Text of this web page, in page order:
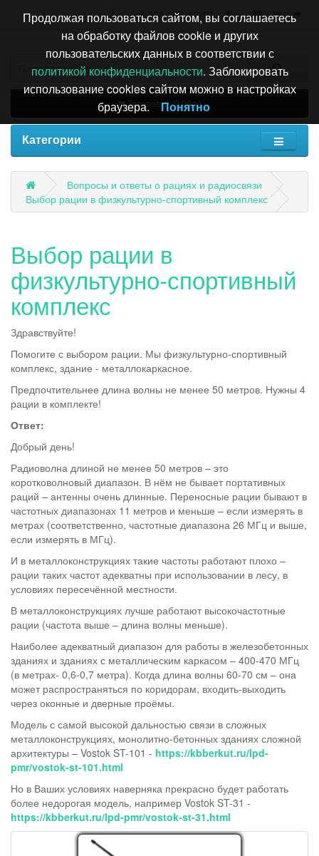
+7 495 196-63-51
Товаров: 0 (0.00р.)
Категории
Вопросы и ответы о рациях и радиосвязи
Выбор рации в физкультурно-спортивный комплекс
Выбор рации в
физкультурно-спортивный
комплекс
Здравствуйте!
Помогите с выбором рации. Мы физкультурно-спортивный
комплекс, здание - металлокаркасное.
Предпочтительнее длина волны не менее 50 метров. Нужны 4
рации в комплекте!
Ответ:
Добрый день!
Радиоволна длиной не менее 50 метров – это
коротковолновый диапазон. В нём не бывает портативных
раций – антенны очень длинные. Переносные рации бывают в
частотных диапазонах 11 метров и меньше – если измерять в
метрах (соответственно, частотные диапазона 26 МГц и выше,
если измерять в МГц).
И в металлоконструкциях такие частоты работают плохо –
рации таких частот адекватны при использовании в лесу, в
условиях пересечённой местности.
В металлоконструкциях лучше работают высокочастотные
рации (частота выше – длина волны меньше).
Наиболее адекватный диапазон для работы в железобетонных
зданиях и зданиях с металлическим каркасом – 400-470 МГц
(в метрах- 0,6-0,7 метра). Когда длина волны 60-70 см – она
может распространяться по коридорам, входить-выходить
через оконные и дверные проёмы.
Модель с самой высокой дальностью связи в сложных
металлоконструкциях, монолитно-бетонных зданиях сложной
архитектуры – Vostok ST-101 - https://kbberkut.ru/lpd-
pmr/vostok-st-101.html
Но в Ваших условиях наверняка прекрасно будет работать
более недорогая модель, например Vostok ST-31 -
https://kbberkut.ru/lpd-pmr/vostok-st-31.html
Продолжая пользоваться сайтом, вы соглашаетесь
на обработку файлов cookie и других
пользовательских данных в соответствии с
политикой конфиденциальности. Заблокировать
использование cookies сайтом можно в настройках
браузера.
Понятно